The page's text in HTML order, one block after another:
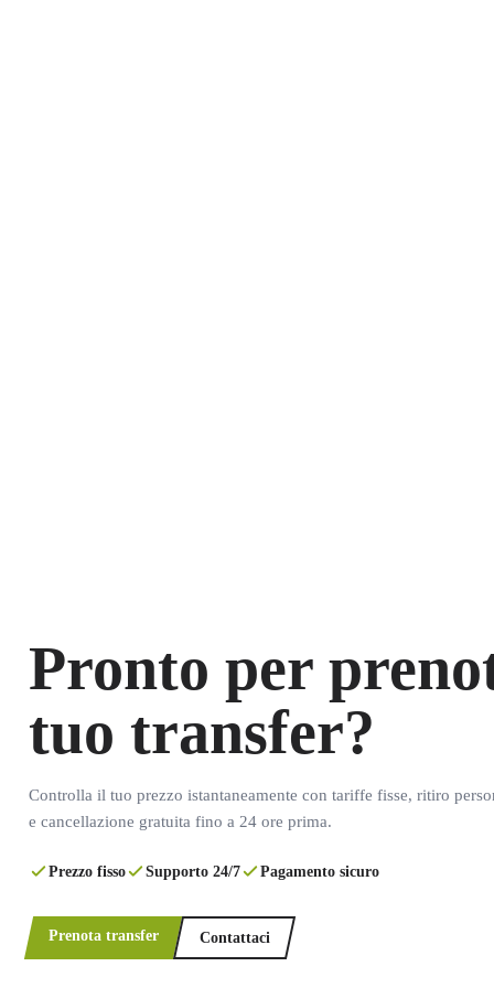
Pronto per
tuo transfer?
Controlla il tuo prezzo istantaneamente con tariffe fisse, ritiro
e cancellazione gratuita fino a 24 ore prima.
Prezzo fisso Supporto 24/7 Pagamento sicuro
Prenota transfer Contattaci